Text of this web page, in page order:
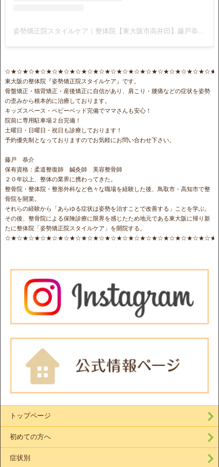
東大阪の整体院『姿勢矯正院スタイルケア』です。
骨盤矯正・猫背矯正・産後矯正に自信があり、肩こり・腰痛などの症状を姿勢
の歪みから根本的に治療しております。
キッズスペース・ベビーベッド完備でママさんも安心！
院前に専用駐車場２台完備！
土曜日・日曜日・祝日も診療しております！
予約優先制となっておりますのでお気軽にお問い合わせ下さい。
藤戸 恭介
保有資格：柔道整復師 鍼灸師 美容整骨師
２０年以上、整体の業界に携わってきた。
整骨院・整体院・整形外科など色々な職場を経験した後、鳥取市・高知市で整
骨院を開業。
それらの経験から「あらゆる症状は姿勢を治すことで改善する」ことを学ぶ。
その後、整骨院による保険診療に限界を感じたため地元である東大阪に帰り新
たに整体院「姿勢矯正院スタイルケア」を開院する。
トップページ
初めての方へ
症状別